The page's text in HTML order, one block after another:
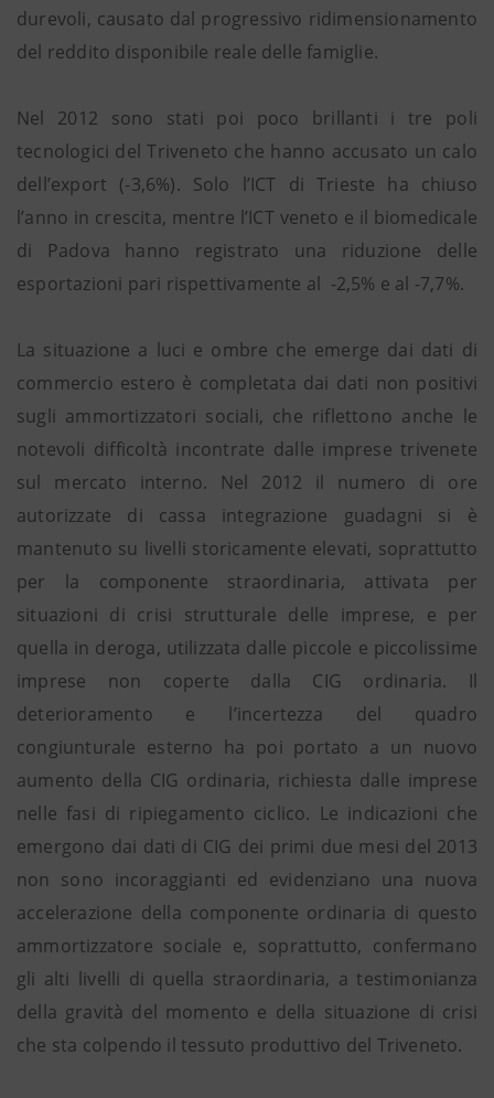
durevoli, causato dal progressivo ridimensionamento
del reddito disponibile reale delle famiglie.
Nel 2012 sono stati poi poco brillanti i tre poli
tecnologici del Triveneto che hanno accusato un calo
dell’export (-3,6%). Solo l’ICT di Trieste ha chiuso
l’anno in crescita, mentre l’ICT veneto e il biomedicale
di Padova hanno registrato una riduzione delle
esportazioni pari rispettivamente al -2,5% e al -7,7%.
La situazione a luci e ombre che emerge dai dati di
commercio estero è completata dai dati non positivi
sugli ammortizzatori sociali, che riflettono anche le
notevoli difficoltà incontrate dalle imprese trivenete
sul mercato interno. Nel 2012 il numero di ore
autorizzate di cassa integrazione guadagni si è
mantenuto su livelli storicamente elevati, soprattutto
per la componente straordinaria, attivata per
situazioni di crisi strutturale delle imprese, e per
quella in deroga, utilizzata dalle piccole e piccolissime
imprese non coperte dalla CIG ordinaria. Il
deterioramento e l’incertezza del quadro
congiunturale esterno ha poi portato a un nuovo
aumento della CIG ordinaria, richiesta dalle imprese
nelle fasi di ripiegamento ciclico. Le indicazioni che
emergono dai dati di CIG dei primi due mesi del 2013
non sono incoraggianti ed evidenziano una nuova
accelerazione della componente ordinaria di questo
ammortizzatore sociale e, soprattutto, confermano
gli alti livelli di quella straordinaria, a testimonianza
della gravità del momento e della situazione di crisi
che sta colpendo il tessuto produttivo del Triveneto.